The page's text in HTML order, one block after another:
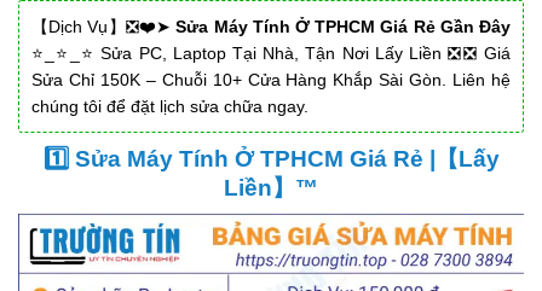
【Dịch Vụ】❎❤️➤Sửa Máy Tính Ở TPHCM Giá Rẻ Gần Đây
⭐_⭐_⭐ Sửa PC, Laptop Tại Nhà, Tận Nơi Lấy Liền ❎❎ Giá
Sửa Chỉ 150K – Chuỗi 10+ Cửa Hàng Khắp Sài Gòn. Liên hệ
chúng tôi để đặt lịch sửa chữa ngay.
1️⃣ Sửa Máy Tính Ở TPHCM Giá Rẻ |【Lấy
Liền】™